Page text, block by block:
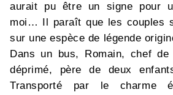
aurait pu être un signe pour
moi… Il paraît que les couples
sur une espèce de légende
Dans un bus, Romain, chef
déprimé, père de deux
Transporté par le charme